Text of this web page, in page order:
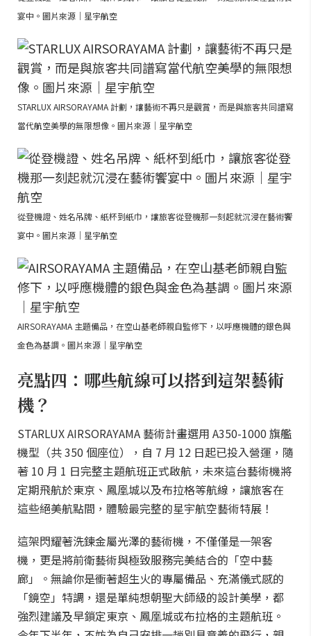
宴中。圖片來源｜星宇航空
STARLUX AIRSORAYAMA 計劃，讓藝術不再只是觀賞，而是與旅客共同譜寫
當代航空美學的無限想像。圖片來源｜星宇航空
從登機證、姓名吊牌、紙杯到紙巾，讓旅客從登機那一刻起就沉浸在藝術饗
宴中。圖片來源｜星宇航空
AIRSORAYAMA 主題備品，在空山基老師親自監修下，以呼應機體的銀色與
金色為基調。圖片來源｜星宇航空
亮點四：哪些航線可以搭到這架藝術
機？
STARLUX AIRSORAYAMA 藝術計畫選用 A350-1000 旗艦
機型（共 350 個座位），自 7 月 12 日起已投入營運，隨
著 10 月 1 日完整主題航班正式啟航，未來這台藝術機將
定期飛航於東京、鳳凰城以及布拉格等航線，讓旅客在
這些絕美航點間，體驗最完整的星宇航空藝術特展！
這架閃耀著洗鍊金屬光澤的藝術機，不僅僅是一架客
機，更是將前衛藝術與極致服務完美結合的「空中藝
廊」。無論你是衝著超生火的專屬備品、充滿儀式感的
「鏡空」特調，還是單純想朝聖大師級的設計美學，都
強烈建議及早鎖定東京、鳳凰城或布拉格的主題航班。